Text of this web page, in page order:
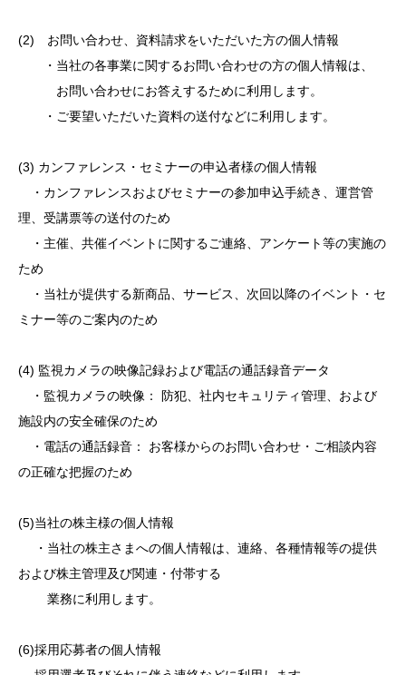
(2) お問い合わせ、資料請求をいただいた方の個人情報
・当社の各事業に関するお問い合わせの方の個人情報は、
お問い合わせにお答えするために利用します。
・ご要望いただいた資料の送付などに利用します。
(3) カンファレンス・セミナーの申込者様の個人情報
・カンファレンスおよびセミナーの参加申込手続き、運営管
理、受講票等の送付のため
・主催、共催イベントに関するご連絡、アンケート等の実施の
ため
・当社が提供する新商品、サービス、次回以降のイベント・セ
ミナー等のご案内のため
(4) 監視カメラの映像記録および電話の通話録音データ
・監視カメラの映像： 防犯、社内セキュリティ管理、および
施設内の安全確保のため
・電話の通話録音： お客様からのお問い合わせ・ご相談内容
の正確な把握のため
(5)当社の株主様の個人情報
・当社の株主さまへの個人情報は、連絡、各種情報等の提供
および株主管理及び関連・付帯する
業務に利用します。
(6)採用応募者の個人情報